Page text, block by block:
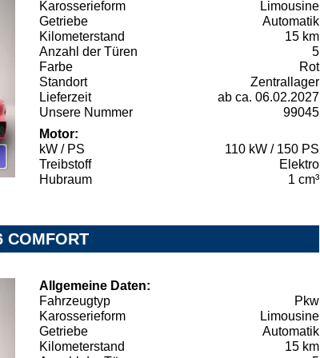
Karosserieform
Limousine
Getriebe
Automatik
Kilometerstand
15 km
Anzahl der Türen
5
Farbe
Rot
Standort
Zentrallager
Lieferzeit
ab ca. 06.02.2027
Unsere Nummer
99045
Motor:
kW / PS
110 kW / 150 PS
Treibstoff
Elektro
Hubraum
1 cm³
COMFORT
Allgemeine Daten:
Fahrzeugtyp
Pkw
Karosserieform
Limousine
Getriebe
Automatik
Kilometerstand
15 km